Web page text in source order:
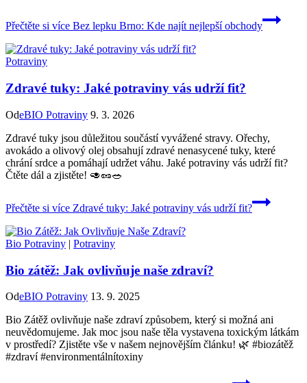
Přečtěte si více Bez lepku Brno: Kde najít nejlepší obchody
Potraviny
Zdravé tuky: Jaké potraviny vás udrží fit?
OdeBIO Potraviny 9. 3. 2026
Zdravé tuky jsou důležitou součástí vyvážené stravy. Ořechy,
avokádo a olivový olej obsahují zdravé nenasycené tuky, které
chrání srdce a pomáhají udržet váhu. Jaké potraviny vás udrží fit?
Čtěte dál a zjistěte! 🥑🥜🥗
Přečtěte si více Zdravé tuky: Jaké potraviny vás udrží fit?
Bio Potraviny | Potraviny
Bio zátěž: Jak ovlivňuje naše zdraví?
OdeBIO Potraviny 13. 9. 2025
Bio Zátěž ovlivňuje naše zdraví způsobem, který si možná ani
neuvědomujeme. Jak moc jsou naše těla vystavena toxickým látkám
v prostředí? Zjistěte vše v našem nejnovějším článku! 🌿 #biozátěž
#zdraví #environmentálnítoxiny